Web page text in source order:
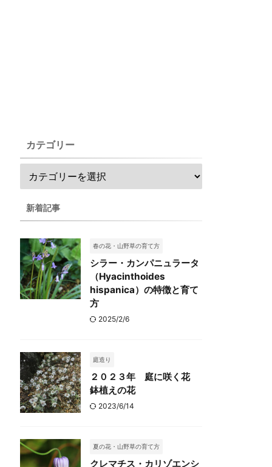
カテゴリー
新着記事
春の花・山野草の育て方
シラー・カンパニュラータ
（Hyacinthoides
hispanica）の特徴と育て
方
2025/2/6
庭造り
２０２３年 庭に咲く花
鉢植えの花
2023/6/14
夏の花・山野草の育て方
クレマチス・カリゾエンシ